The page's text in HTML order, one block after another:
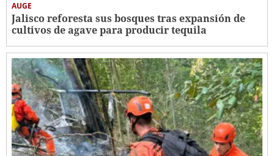
AUGE
Jalisco reforesta sus bosques tras expansión de
cultivos de agave para producir tequila